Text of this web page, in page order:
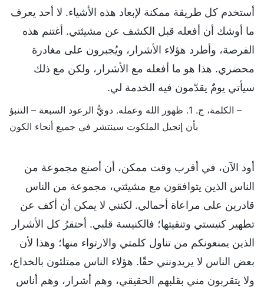
أستخدم كل طريقة ممكنة لإبعاد هذه الأشياء. لا أحد يعرف
ما أوشك أن أفعله قبل الكشف عن مشيئتي. أغتنم هذه
الفرصة، وأطرد هؤلاء الأشرار، ويُجبرون على مغادرة
محضري. هذا هو ما أفعله مع الأشرار، ولكن مع ذلك
سيأتي يومٌ يقدّمون فيه الخدمة لي.
– الكلمة، ج. 1. ظهور الله وعمله. دويُّ الرعود السبعة – التنبؤ
بأن إنجيل الملكوت سينتشر في جميع أنحاء الكون
أود الآن، في أقرب وقت ممكن، أن أصنع مجموعة من
الناس الذين يتوافقون مع مشيئتي، مجموعة من الناس
قادرين على مراعاة أحمالي. لكنني لا يمكن أن أكف عن
تطهير كنيستي وتنقيتها؛ فالكنيسة قلبي. أحتقرُ كل الأشرار
الذين يمنعونكم من تناول كلمتي والارتواء منها؛ وهذا لأن
بعض الناس لا يريدونني حقًا. هؤلاء الناس ممتلئون بالخداع،
ولا يتقربون مني بقلبهم الحقيقي، وهم أشرار، وهم أناس